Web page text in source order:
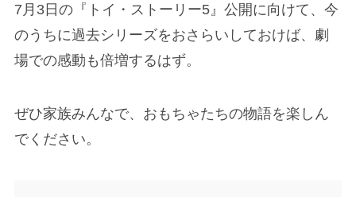
7月3日の『トイ・ストーリー5』公開に向けて、今
のうちに過去シリーズをおさらいしておけば、劇
場での感動も倍増するはず。
ぜひ家族みんなで、おもちゃたちの物語を楽しん
でください。